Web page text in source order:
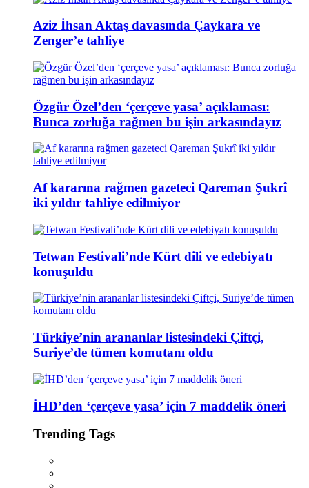
Aziz İhsan Aktaş davasında Çaykara ve
Zenger’e tahliye
Özgür Özel’den ‘çerçeve yasa’ açıklaması:
Bunca zorluğa rağmen bu işin arkasındayız
Af kararına rağmen gazeteci Qareman Şukrî
iki yıldır tahliye edilmiyor
Tetwan Festivali’nde Kürt dili ve edebiyatı
konuşuldu
Türkiye’nin arananlar listesindeki Çiftçi,
Suriye’de tümen komutanı oldu
İHD’den ‘çerçeve yasa’ için 7 maddelik öneri
Trending Tags